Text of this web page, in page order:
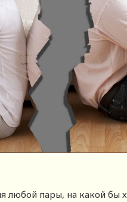
любой пары, на какой бы